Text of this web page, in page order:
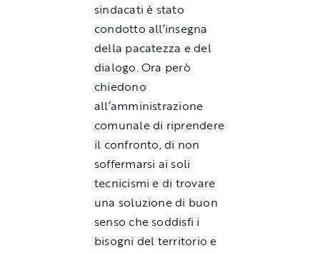
sindacati è stato
condotto all’insegna
della pacatezza e del
dialogo. Ora però
chiedono
all’amministrazione
comunale di riprendere
il confronto, di non
soffermarsi ai soli
tecnicismi e di trovare
una soluzione di buon
senso che soddisfi i
bisogni del territorio e